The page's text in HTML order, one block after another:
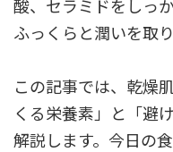
酸、セラミドをしっ
ふっくらと潤いを取
この記事では、乾燥
くる栄養素」と「避
解説します。今日の